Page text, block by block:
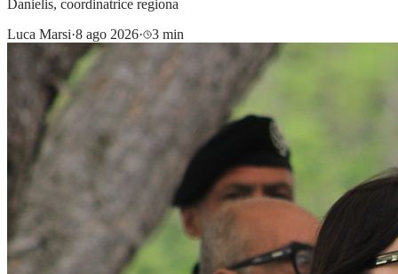
Danielis, coordinatrice regiona
Luca Marsi·8 ago 2026· 3 min